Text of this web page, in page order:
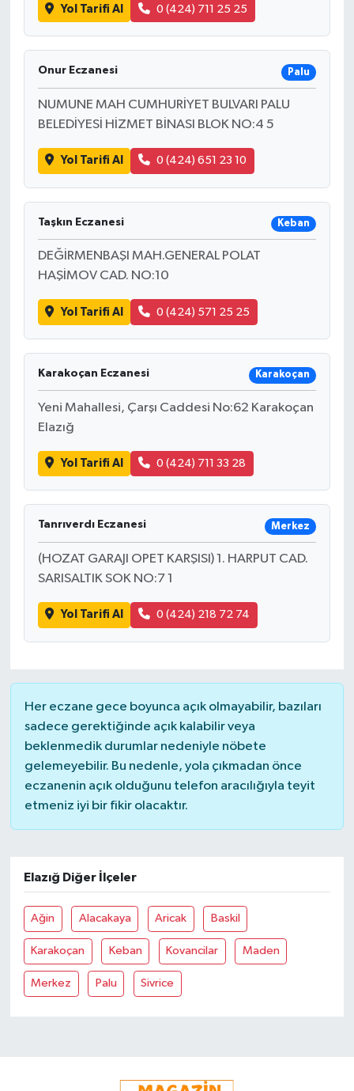
Yol Tarifi Al 0 (424) 711 25 25
Onur Eczanesi Palu
NUMUNE MAH CUMHURİYET BULVARI PALU
BELEDİYESİ HİZMET BİNASI BLOK NO:4 5
Yol Tarifi Al 0 (424) 651 23 10
Taşkın Eczanesi Keban
DEĞİRMENBAŞI MAH.GENERAL POLAT
HAŞİMOV CAD. NO:10
Yol Tarifi Al 0 (424) 571 25 25
Karakoçan Eczanesi Karakoçan
Yeni Mahallesi, Çarşı Caddesi No:62 Karakoçan
Elazığ
Yol Tarifi Al 0 (424) 711 33 28
Tanrıverdı Eczanesi Merkez
(HOZAT GARAJI OPET KARŞISI) 1. HARPUT CAD.
SARISALTIK SOK NO:7 1
Yol Tarifi Al 0 (424) 218 72 74
Her eczane gece boyunca açık olmayabilir, bazıları
sadece gerektiğinde açık kalabilir veya
beklenmedik durumlar nedeniyle nöbete
gelemeyebilir. Bu nedenle, yola çıkmadan önce
eczanenin açık olduğunu telefon aracılığıyla teyit
etmeniz iyi bir fikir olacaktır.
Elazığ Diğer İlçeler
Ağin Alacakaya Aricak Baskil
Karakoçan Keban Kovancilar Maden
Merkez Palu Sivrice